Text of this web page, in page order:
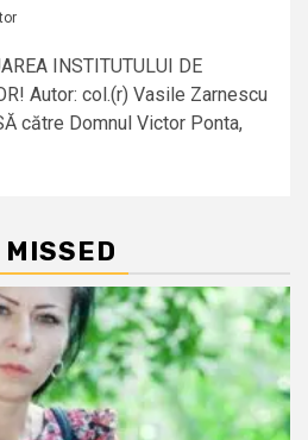
INSTITUTULUI DE
Autor: col.(r) Vasile Zarnescu
către Domnul Victor Ponta,
MISSED